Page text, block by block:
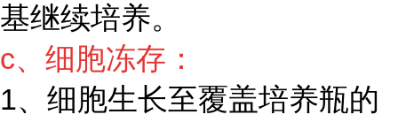
基继续培养。
c、细胞冻存：
1、细胞生长至覆盖培养瓶的